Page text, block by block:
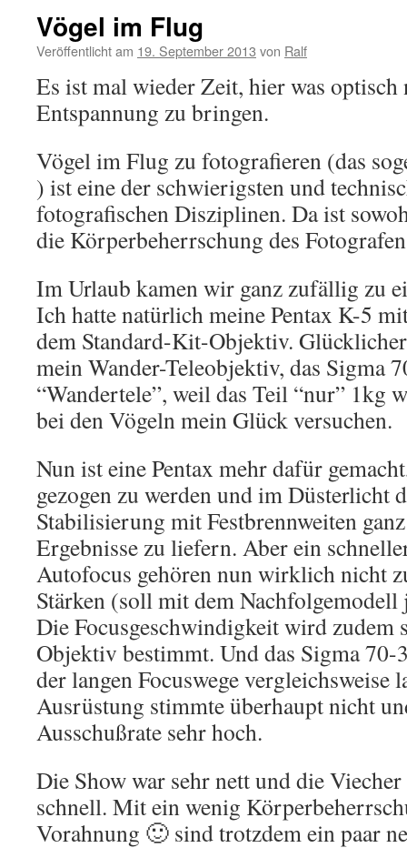
Vögel im Flug
Veröffentlicht am 19. September 2013 von Ralf
Es ist mal wieder Zeit, hier was optisch
Entspannung zu bringen.
Vögel im Flug zu fotografieren (das
) ist eine der schwierigsten und
fotografischen Disziplinen. Da ist
die Körperbeherrschung des
Im Urlaub kamen wir ganz zufällig zu
Ich hatte natürlich meine Pentax K-5
dem Standard-Kit-Objektiv.
mein Wander-Teleobjektiv, das Sigma
“Wandertele”, weil das Teil “nur” 1kg
bei den Vögeln mein Glück versuchen.
Nun ist eine Pentax mehr dafür
gezogen zu werden und im Düsterlicht
Stabilisierung mit Festbrennweiten
Ergebnisse zu liefern. Aber ein
Autofocus gehören nun wirklich nicht
Stärken (soll mit dem Nachfolgemodell
Die Focusgeschwindigkeit wird zudem
Objektiv bestimmt. Und das Sigma
der langen Focuswege vergleichsweise
Ausrüstung stimmte überhaupt nicht
Ausschußrate sehr hoch.
Die Show war sehr nett und die
schnell. Mit ein wenig
Vorahnung 🙂 sind trotzdem ein paar